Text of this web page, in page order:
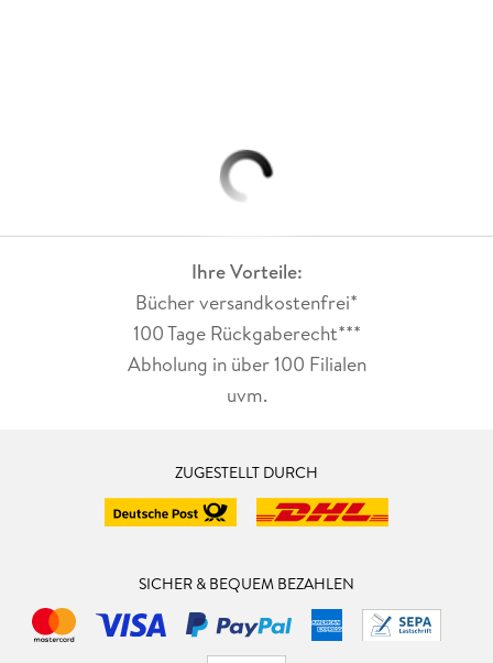
Ihre Vorteile:
Bücher versandkostenfrei*
100 Tage Rückgaberecht***
Abholung in über 100 Filialen
uvm.
ZUGESTELLT DURCH
SICHER & BEQUEM BEZAHLEN